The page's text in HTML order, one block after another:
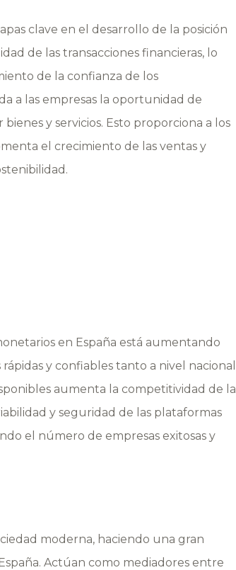
clave en el desarrollo de la posición
de las transacciones financieras, lo
de la confianza de los
a las empresas la oportunidad de
y servicios. Esto proporciona a los
el crecimiento de las ventas y
en España está aumentando
y confiables tanto a nivel nacional
aumenta la competitividad de la
y seguridad de las plataformas
el número de empresas exitosas y
moderna, haciendo una gran
Actúan como mediadores entre